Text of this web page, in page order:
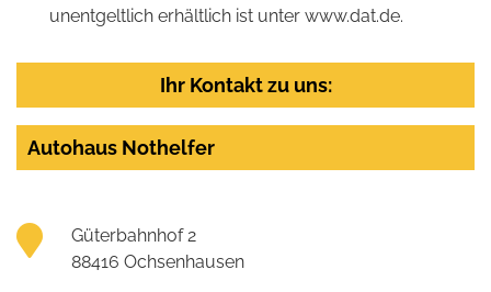
unentgeltlich erhältlich ist unter www.dat.de.
Ihr Kontakt zu uns:
Autohaus Nothelfer
Güterbahnhof 2
88416 Ochsenhausen